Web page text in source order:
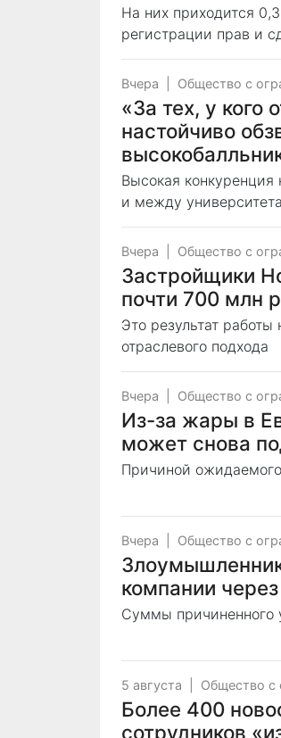
На них приходится
регистрации прав и
Вчера Общество с
«За тех, у кого
настойчиво
Высокая
и между
Вчера Общество с
Застройщики
почти 700 млн
Это результат
отраслевого подхода
Вчера Общество с
Из-за жары в
может снова
Причиной
Вчера Общество с
компании
Суммы причиненного
5 августа Общество с
Более 400
сотрудников